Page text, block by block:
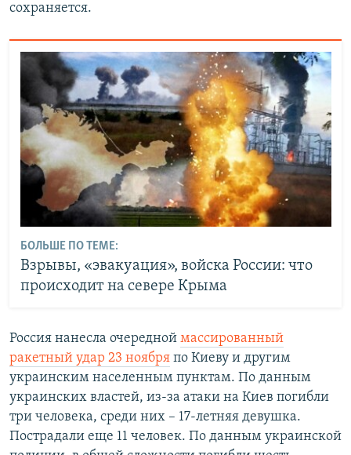
сохраняется.
БОЛЬШЕ ПО ТЕМЕ:
Взрывы, «эвакуация», войска России: что
происходит на севере Крыма
Россия нанесла очередной массированный
ракетный удар 23 ноября по Киеву и другим
украинским населенным пунктам. По данным
украинских властей, из-за атаки на Киев погибли
три человека, среди них – 17-летняя девушка.
Пострадали еще 11 человек. По данным украинской